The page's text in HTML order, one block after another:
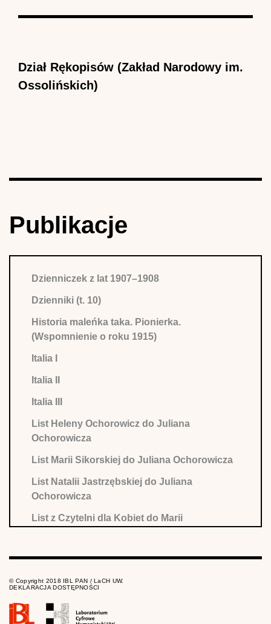
Dział Rękopisów (Zakład Narodowy im.
Ossolińskich)
Publikacje
Dzienniczek z lat 1907–1908
Dzienniki (t. 10)
Historia maleńka taka. Pionierka.
(Wspomnienie o roku 1915)
Italia I
Italia II
Italia III
List Heleny Ochorowicz do Juliana
Ochorowicza
List Marii Sikorskiej do Juliana Ochorowicza
List Natalii Jastrzębskiej do Juliana
Ochorowicza
List z Czytelni dla Kobiet do Marii
List Zofii Tuchółkowej do Juliana
Pamiętniki Marji Ścibor-Rylskiej, t. 1: od 1887
do 1895
© Copyright 2018 IBL PAN / LaCH UW.
DEKLARACJA DOSTĘPNOŚCI